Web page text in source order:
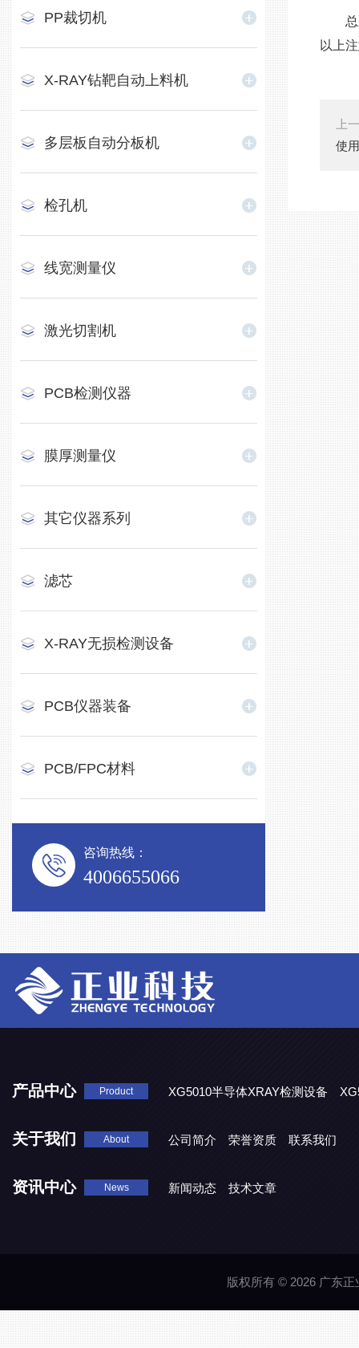
PP裁切机
X-RAY钻靶自动上料机
多层板自动分板机
检孔机
线宽测量仪
激光切割机
PCB检测仪器
膜厚测量仪
其它仪器系列
滤芯
X-RAY无损检测设备
PCB仪器装备
PCB/FPC材料
咨询热线：
4006655066
总之
以上
上
使
产品中心 Product XG5010半导体XRAY检测设备
关于我们 About 公司简介 荣誉资质 联系我们
资讯中心 News 新闻动态 技术文章
版权所有 © 2026 广东